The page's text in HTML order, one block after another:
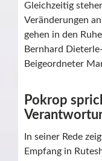
Gleichzeitig
Veränderungen
gehen in den
Bernhard
Beigeordneter
Pokrop
In seiner Rede
Empfang in